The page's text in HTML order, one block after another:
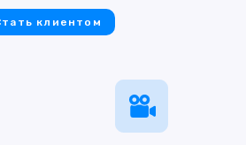
клиентом